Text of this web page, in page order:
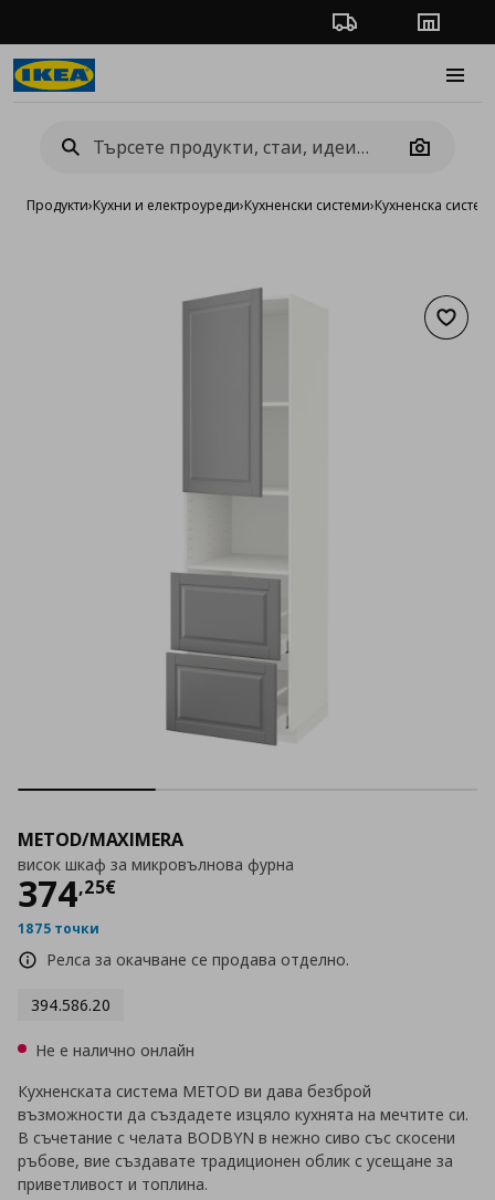
Проследяване на
Camera
Продукти›Кухни и електроуреди›Кухненски системи›Кухненска
METOD/MAXIMERA
висок шкаф за микровълнова фурна
374,25€
Цена
1875 точки
Релса за окачване се продава отделно.
394.586.20
Не е налично онлайн
Кухненската система METOD ви дава безброй
възможности да създадете изцяло кухнята на мечтите си.
В съчетание с челата BODBYN в нежно сиво със скосени
ръбове, вие създавате традиционен облик с усещане за
приветливост и топлина.